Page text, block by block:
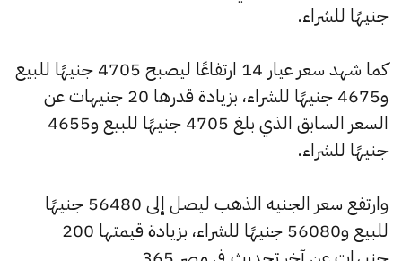
جنيهًا للشراء.
كما شهد سعر عيار 14 ارتفاعًا ليصبح 4705 جنيهًا للبيع
و4675 جنيهًا للشراء، بزيادة قدرها 20 جنيهات عن
السعر السابق الذي بلغ 4705 جنيهًا للبيع و4655
جنيهًا للشراء.
وارتفع سعر الجنيه الذهب ليصل إلى 56480 جنيهًا
للبيع و56080 جنيهًا للشراء، بزيادة قيمتها 200